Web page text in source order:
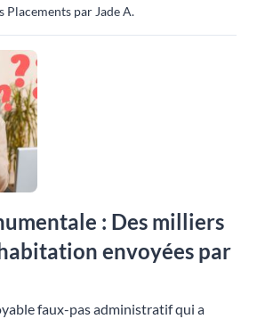
Placements par Jade A.
: Des milliers
envoyées par
faux-pas administratif qui a